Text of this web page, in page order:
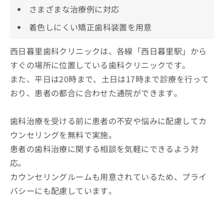
さまざまな治療例に対応
着色しにくい矯正歯科装置を用意
西日暮里歯科クリニックは、各線「西日暮里駅」から
すぐの場所に位置している歯科クリニックです。
また、平日は20時まで、土日は17時まで診療を行って
おり、患者の都合に合わせた通院ができます。
歯科治療を受ける前に患者の不安や悩みに配慮してカ
ウンセリングを無料で実施。
患者の歯科治療に関する相談を気軽にできるよう対
応。
カウンセリングルームも用意されているため、プライ
バシーにも配慮しています。